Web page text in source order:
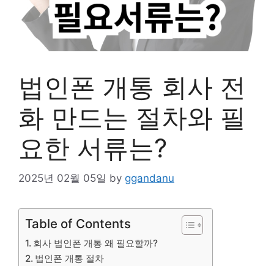
법인폰 개통 회사 전
화 만드는 절차와 필
요한 서류는?
2025년 02월 05일 by ggandanu
Table of Contents
회사 법인폰 개통 왜 필요할까?
법인폰 개통 절차